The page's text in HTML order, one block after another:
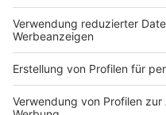
Regenbogenfisch
Anzeige
Eine fröhlich bunte